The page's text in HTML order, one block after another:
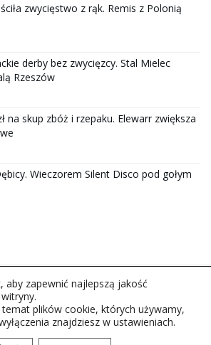
zwycięstwo z rąk. Remis z Polonią
derby bez zwycięzcy. Stal Mielec
Rzeszów
na skup zbóż i rzepaku. Elewarr zwiększa
Wieczorem Silent Disco pod gołym
Radio Rzeszów S.A. w likwidacj.
aby zapewnić najlepszą jakość
plików cookie, których używamy,
znajdziesz w ustawieniach.